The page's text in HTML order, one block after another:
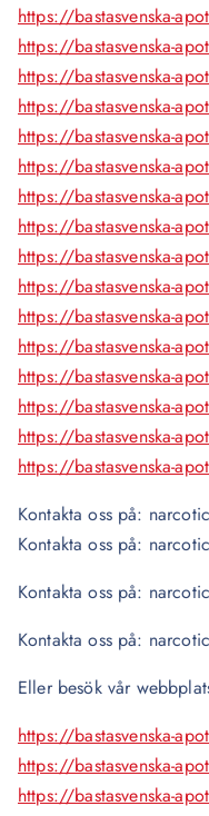
https://bastasvenska-
https://bastasvenska-
https://bastasvenska-
https://bastasvenska-
https://bastasvenska-
https://bastasvenska-
https://bastasvenska-
https://bastasvenska-
https://bastasvenska-
https://bastasvenska-
https://bastasvenska-
https://bastasvenska-
https://bastasvenska-
https://bastasvenska-
https://bastasvenska-
https://bastasvenska-
Kontakta oss på:
Kontakta oss på:
Kontakta oss på:
Kontakta oss på:
Eller besök vår
https://bastasvenska-
https://bastasvenska-
https://bastasvenska-